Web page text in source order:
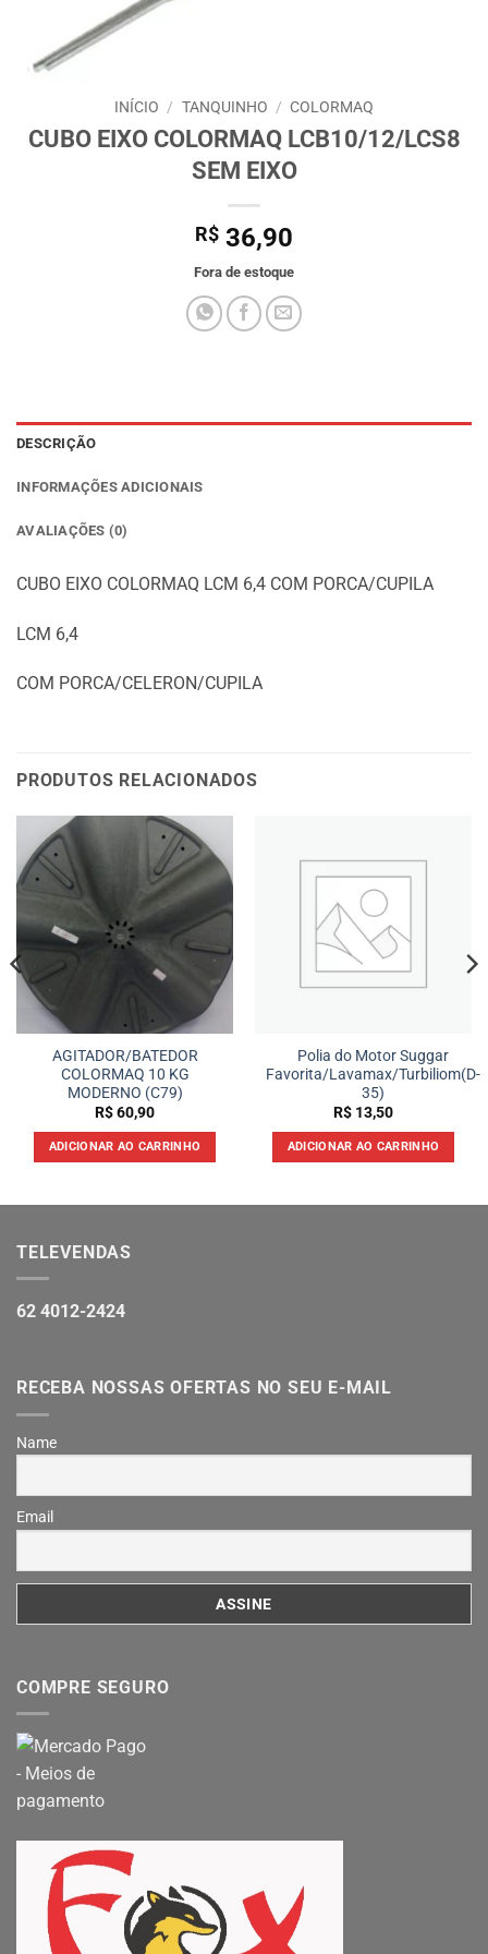
INÍCIO / TANQUINHO / COLORMAQ
CUBO EIXO COLORMAQ LCB10/12/LCS8
SEM EIXO
R$ 36,90
Fora de estoque
DESCRIÇÃO
INFORMAÇÕES ADICIONAIS
AVALIAÇÕES (0)
CUBO EIXO COLORMAQ LCM 6,4 COM PORCA/CUPILA
LCM 6,4
COM PORCA/CELERON/CUPILA
PRODUTOS RELACIONADOS
AGITADOR/BATEDOR
COLORMAQ 10 KG
MODERNO (C79)
R$60,90
ADICIONAR AO CARRINHO
Polia do Motor Suggar
Favorita/Lavamax/Turbiliom(D-
35)
R$ 13,50
ADICIONAR AO CARRINHO
TELEVENDAS
62 4012-2424
RECEBA NOSSAS OFERTAS NO SEU E-MAIL
Name
Email
COMPRE SEGURO